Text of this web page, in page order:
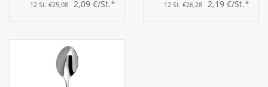
12 St. €25,08 2,09 €/St.* 12 St. €26,28 2,19 €/St.*